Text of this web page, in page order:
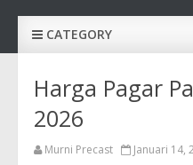
CATEGORY
Harga Pagar
2026
Murni Precast Januari 14,